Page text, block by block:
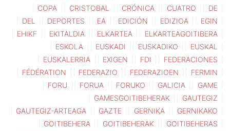
COPA
CRISTOBAL CRÓNICA CUATRO
DE
DEL
DEPORTES EA EDICIÓN EDIZIOA
EGIN
EHIKF
EKITALDIA ELKARTEA
ELKARTEAGOITIBERA
ESKOLA
EUSKADI EUSKADIKO
EUSKAL
EUSKALERRIA
EXIGEN FDI
FEDERACIONES
FÉDÉRATION
FEDERAZIO FEDERAZIOEN
FERMIN
FORU
FORUA FORUKO GALICIA
GAME
GAMESGOITIBEHERAK
GAUTEGIZ
GAUTEGIZ-ARTEAGA
GAZTE GERNIKA
GERNIKAKO
GOITIBEHERA
GOITIBEHERAK
GOITIBEHERAS